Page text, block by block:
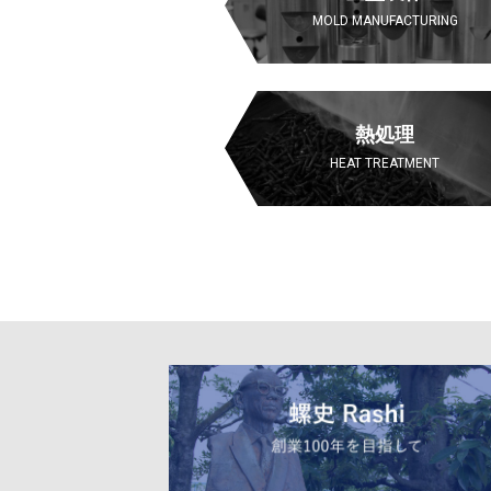
MOLD MANUFACTURING
熱処理
HEAT TREATMENT